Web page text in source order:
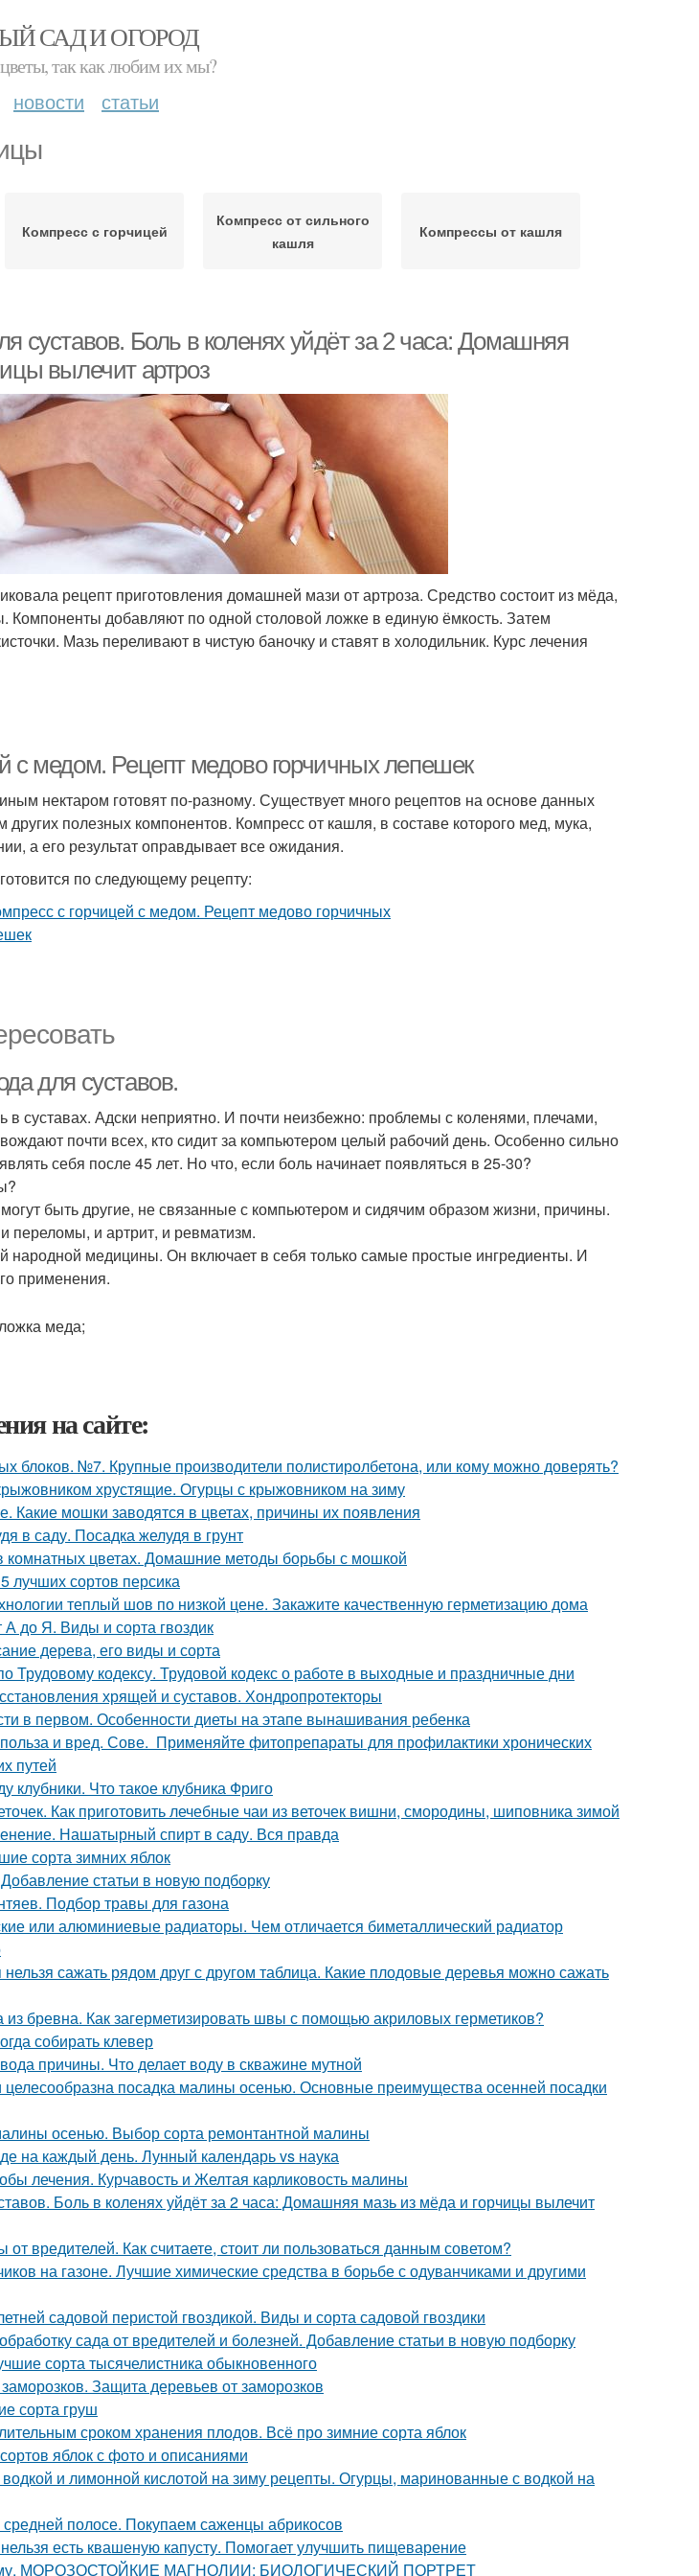
САД И ОГОРОД
так как любим их мы?
новости статьи
Компресс с горчицей
Компресс от сильного
кашля
Компрессы от кашля
суставов. Боль в коленях уйдёт за 2 часа: Домашняя
вылечит артроз
рецепт приготовления домашней мази от артроза. Средство состоит из мёда,
Компоненты добавляют по одной столовой ложке в единую ёмкость. Затем
Мазь переливают в чистую баночку и ставят в холодильник. Курс лечения
с медом. Рецепт медово горчичных лепешек
нектаром готовят по-разному. Существует много рецептов на основе данных
других полезных компонентов. Компресс от кашля, в составе которого мед, мука,
а его результат оправдывает все ожидания.
по следующему рецепту:
для суставов.
в суставах. Адски неприятно. И почти неизбежно: проблемы с коленями, плечами,
почти всех, кто сидит за компьютером целый рабочий день. Особенно сильно
себя после 45 лет. Но что, если боль начинает появляться в 25-30?
быть другие, не связанные с компьютером и сидячим образом жизни, причины.
переломы, и артрит, и ревматизм.
народной медицины. Он включает в себя только самые простые ингредиенты. И
применения.
меда;
на сайте:
блоков. №7. Крупные производители полистиролбетона, или кому можно доверять?
хрустящие. Огурцы с крыжовником на зиму
Какие мошки заводятся в цветах, причины их появления
в саду. Посадка желудя в грунт
комнатных цветах. Домашние методы борьбы с мошкой
лучших сортов персика
теплый шов по низкой цене. Закажите качественную герметизацию дома
до Я. Виды и сорта гвоздик
дерева, его виды и сорта
Трудовому кодексу. Трудовой кодекс о работе в выходные и праздничные дни
хрящей и суставов. Хондропротекторы
в первом. Особенности диеты на этапе вынашивания ребенка
и вред. Сове. Применяйте фитопрепараты для профилактики хронических
путей
клубники. Что такое клубника Фриго
Как приготовить лечебные чаи из веточек вишни, смородины, шиповника зимой
Нашатырный спирт в саду. Вся правда
сорта зимних яблок
статьи в новую подборку
Подбор травы для газона
или алюминиевые радиаторы. Чем отличается биметаллический радиатор
сажать рядом друг с другом таблица. Какие плодовые деревья можно сажать
бревна. Как загерметизировать швы с помощью акриловых герметиков?
собирать клевер
причины. Что делает воду в скважине мутной
посадка малины осенью. Основные преимущества осенней посадки
осенью. Выбор сорта ремонтантной малины
на каждый день. Лунный календарь vs наука
лечения. Курчавость и Желтая карликовость малины
Боль в коленях уйдёт за 2 часа: Домашняя мазь из мёда и горчицы вылечит
от вредителей. Как считаете, стоит ли пользоваться данным советом?
на газоне. Лучшие химические средства в борьбе с одуванчиками и другими
садовой перистой гвоздикой. Виды и сорта садовой гвоздики
сада от вредителей и болезней. Добавление статьи в новую подборку
сорта тысячелистника обыкновенного
Защита деревьев от заморозков
сорта груш
сроком хранения плодов. Всё про зимние сорта яблок
яблок с фото и описаниями
и лимонной кислотой на зиму рецепты. Огурцы, маринованные с водкой на
средней полосе. Покупаем саженцы абрикосов
есть квашеную капусту. Помогает улучшить пищеварение
МОРОЗОСТОЙКИЕ МАГНОЛИИ: БИОЛОГИЧЕСКИЙ ПОРТРЕТ